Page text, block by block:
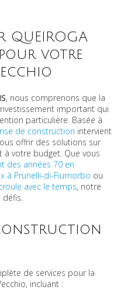
pour votre
, nous comprenons que la
important qui
particulière. Basée à
de construction intervient
offrir des solutions sur
votre budget. Que vous
des années 70 en
à Prunelli-di-Fiumorbo ou
avec le temps, notre
de services pour la
incluant :